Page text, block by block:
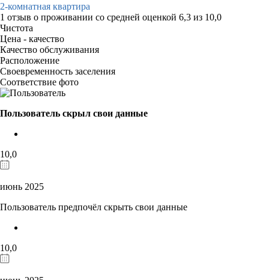
2-комнатная квартира
1 отзыв о проживании со средней оценкой 6,3 из 10,0
Чистота
Цена - качество
Качество обслуживания
Расположение
Своевременность заселения
Соответствие фото
Пользователь скрыл свои данные
10,0
июнь 2025
Пользователь предпочёл скрыть свои данные
10,0